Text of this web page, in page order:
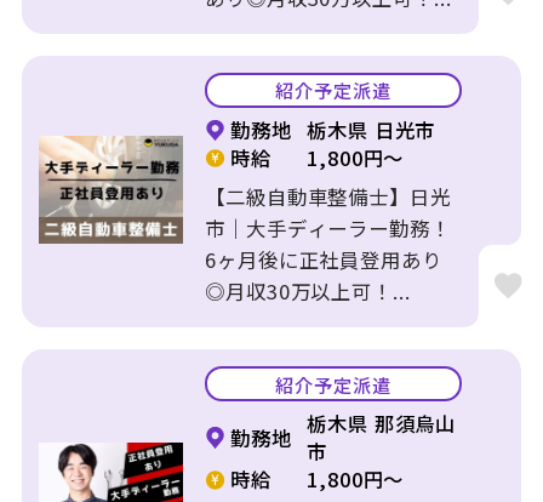
紹介予定派遣
勤務地 栃木県 日光市
時給
1,800円～
【二級自動車整備士】日光
市｜大手ディーラー勤務！
6ヶ月後に正社員登用あり
◎月収30万以上可！...
紹介予定派遣
勤務地 栃木県 那須烏山
市
時給
1,800円～